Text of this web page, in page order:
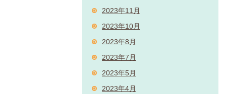
2023年11月
2023年10月
2023年8月
2023年7月
2023年5月
2023年4月